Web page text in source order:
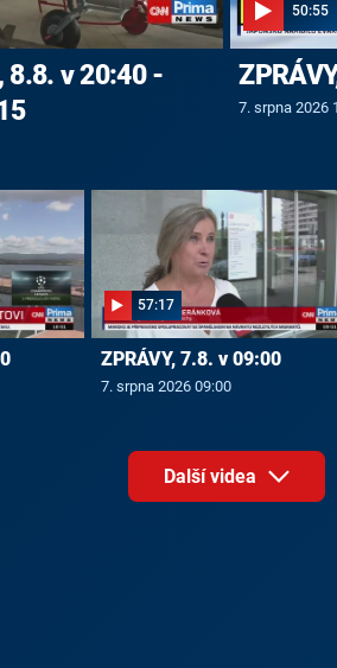
8.8. v 20:40 -
50:55
7. srpna 2026
57:17
ZPRÁVY, 7.8. v 09:00
7. srpna 2026 09:00
Další videa